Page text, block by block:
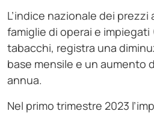
L’indice nazionale dei prezzi
famiglie di operai e impiegati
tabacchi, registra una
base mensile e un aumento
annua.
Nel primo trimestre 2023